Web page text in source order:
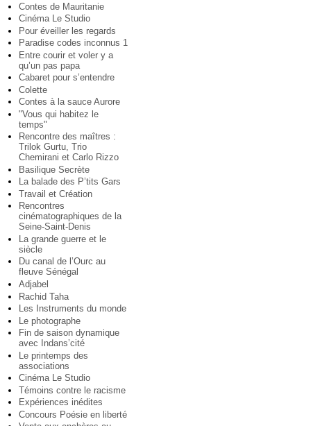
Contes de Mauritanie
Cinéma Le Studio
Pour éveiller les regards
Paradise codes inconnus 1
Entre courir et voler y a
qu’un pas papa
Cabaret pour s’entendre
Colette
Contes à la sauce Aurore
"Vous qui habitez le
temps"
Rencontre des maîtres :
Trilok Gurtu, Trio
Chemirani et Carlo Rizzo
Basilique Secrète
La balade des P’tits Gars
Travail et Création
Rencontres
cinématographiques de la
Seine-Saint-Denis
La grande guerre et le
siècle
Du canal de l’Ourc au
fleuve Sénégal
Adjabel
Rachid Taha
Les Instruments du monde
Le photographe
Fin de saison dynamique
avec Indans’cité
Le printemps des
associations
Cinéma Le Studio
Témoins contre le racisme
Expériences inédites
Concours Poésie en liberté